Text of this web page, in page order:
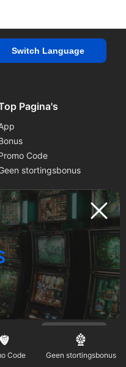
Code Geen stortingsbonus
Switch Language
Pagina's
Code
stortingsbonus
opmerkt, zoek dan
is bedoeld voor